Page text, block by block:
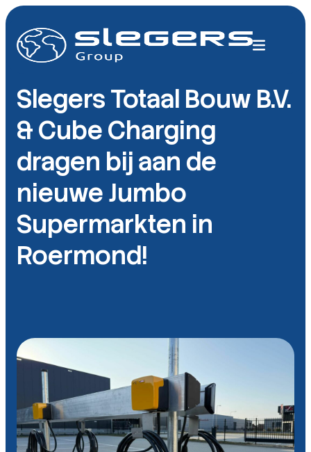
Slegers Totaal Bouw B.V.
& Cube Charging
dragen bij aan de
nieuwe Jumbo
Supermarkten in
Roermond!